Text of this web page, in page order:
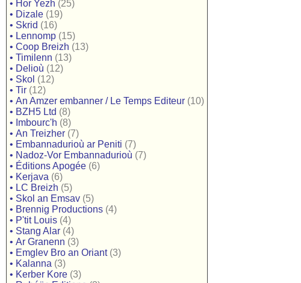
• Hor Yezh (25)
• Dizale (19)
• Skrid (16)
• Lennomp (15)
• Coop Breizh (13)
• Timilenn (13)
• Delioù (12)
• Skol (12)
• Tir (12)
• An Amzer embanner / Le Temps Editeur (10)
• BZH5 Ltd (8)
• Imbourc'h (8)
• An Treizher (7)
• Embannadurioù ar Peniti (7)
• Nadoz-Vor Embannadurioù (7)
• Éditions Apogée (6)
• Kerjava (6)
• LC Breizh (5)
• Skol an Emsav (5)
• Brennig Productions (4)
• P'tit Louis (4)
• Stang Alar (4)
• Ar Granenn (3)
• Emglev Bro an Oriant (3)
• Kalanna (3)
• Kerber Kore (3)